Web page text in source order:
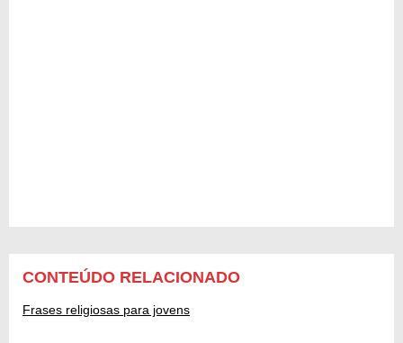
CONTEÚDO RELACIONADO
Frases religiosas para jovens